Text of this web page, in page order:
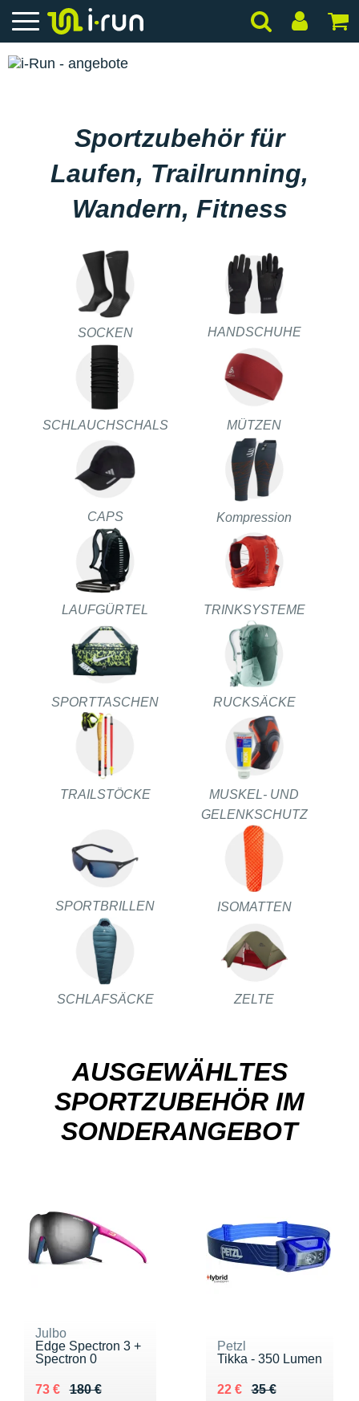
Sportzubehör für
Laufen, Trailrunning,
Wandern, Fitness
SOCKEN HANDSCHUHE
SCHLAUCHSCHALS MÜTZEN
CAPS Kompression
LAUFGÜRTEL TRINKSYSTEME
SPORTTASCHEN RUCKSÄCKE
TRAILSTÖCKE
MUSKEL- UND
GELENKSCHUTZ
SPORTBRILLEN ISOMATTEN
SCHLAFSÄCKE ZELTE
AUSGEWÄHLTES
SPORTZUBEHÖR IM
SONDERANGEBOT
Julbo
Edge Spectron 3 +
Spectron 0
180 €
Au lieu de 180 €
73 €
Vendu 73 €
Petzl
Tikka - 350 Lumen
35 €
Au lieu de 35 €
22 €
Vendu 22 €